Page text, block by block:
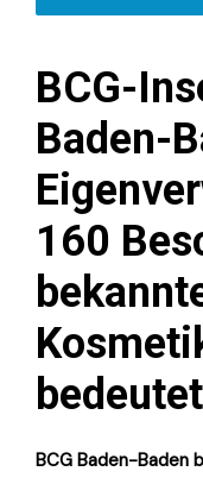
BCG-
Baden-
160
bedeutet
BCG Baden-Baden